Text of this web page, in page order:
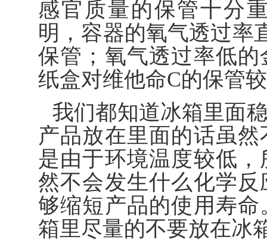
感官质量的保管十分
明，容器的氧气透过率
保管；氧气透过率低
纸盒对维他命C的保管
我们都知道冰箱里面
产品放在里面的话虽
是由于环境温度较低
然不会发生什么化学
够缩短产品的使用寿
箱里尽量的不要放在冰